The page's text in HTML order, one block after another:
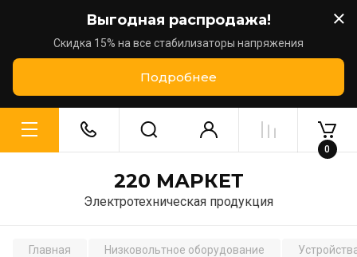
Выгодная распродажа!
Скидка 15% на все стабилизаторы напряжения
Подробнее
220 МАРКЕТ
Электротехническая продукция
0
Главная Низковольтное оборудование